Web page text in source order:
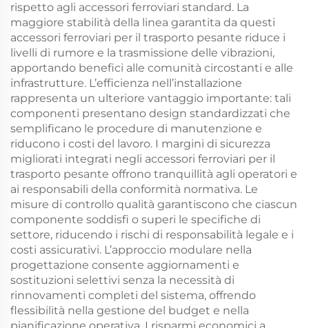
rispetto agli accessori ferroviari standard. La
maggiore stabilità della linea garantita da questi
accessori ferroviari per il trasporto pesante riduce i
livelli di rumore e la trasmissione delle vibrazioni,
apportando benefici alle comunità circostanti e alle
infrastrutture. L’efficienza nell’installazione
rappresenta un ulteriore vantaggio importante: tali
componenti presentano design standardizzati che
semplificano le procedure di manutenzione e
riducono i costi del lavoro. I margini di sicurezza
migliorati integrati negli accessori ferroviari per il
trasporto pesante offrono tranquillità agli operatori e
ai responsabili della conformità normativa. Le
misure di controllo qualità garantiscono che ciascun
componente soddisfi o superi le specifiche di
settore, riducendo i rischi di responsabilità legale e i
costi assicurativi. L’approccio modulare nella
progettazione consente aggiornamenti e
sostituzioni selettivi senza la necessità di
rinnovamenti completi del sistema, offrendo
flessibilità nella gestione del budget e nella